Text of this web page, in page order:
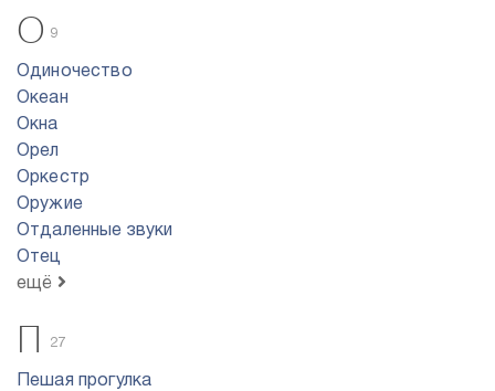
О 9
Одиночество
Океан
Окна
Орел
Оркестр
Оружие
Отдаленные звуки
Отец
ещё
П 27
Пешая прогулка